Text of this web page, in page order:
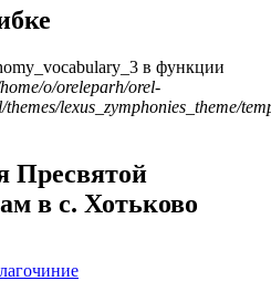
в функции
o/oreleparh/orel-
lexus_zymphonies_theme/
Пресвятой
в с. Хотьково